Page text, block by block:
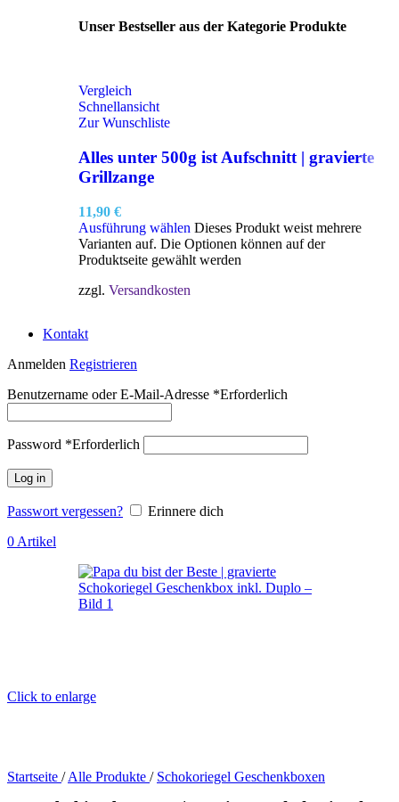
Unser Bestseller aus der Kategorie Produkte
Vergleich
Schnellansicht
Zur Wunschliste
Alles unter 500g ist Aufschnitt | gravierte
Grillzange
11,90 €
Ausführung wählen Dieses Produkt weist mehrere
Varianten auf. Die Optionen können auf der
Produktseite gewählt werden
zzgl. Versandkosten
Kontakt
Anmelden Registrieren
Benutzername oder E-Mail-Adresse *Erforderlich
Password *Erforderlich
Log in
Passwort vergessen?
Erinnere dich
0 Artikel
Click to enlarge
Startseite / Alle Produkte / Schokoriegel Geschenkboxen